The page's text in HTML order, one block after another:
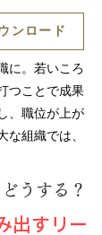
ンロード
に。若いころ
つことで成果
、職位が上が
な組織では、
うする？
出すリー